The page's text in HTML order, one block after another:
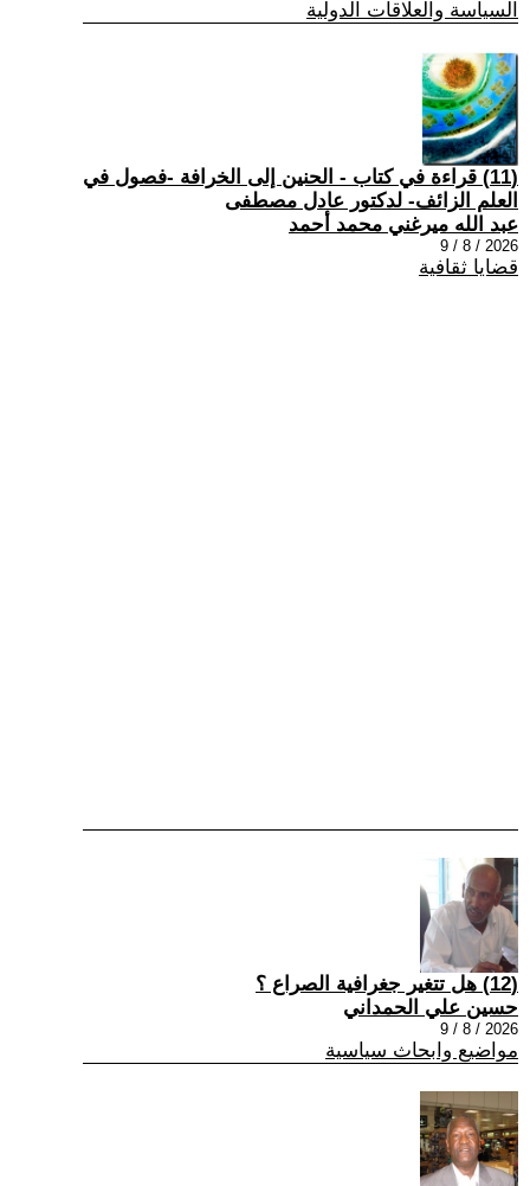
السياسة والعلاقات الدولية
(11) قراءة في كتاب - الحنين إلى الخرافة -فصول في
العلم الزائف- لدكتور عادل مصطفى
عبد الله ميرغني محمد أحمد
2026 / 8 / 9
قضايا ثقافية
(12) هل تتغير جغرافية الصراع ؟
حسين علي الحمداني
2026 / 8 / 9
مواضيع وابحاث سياسية